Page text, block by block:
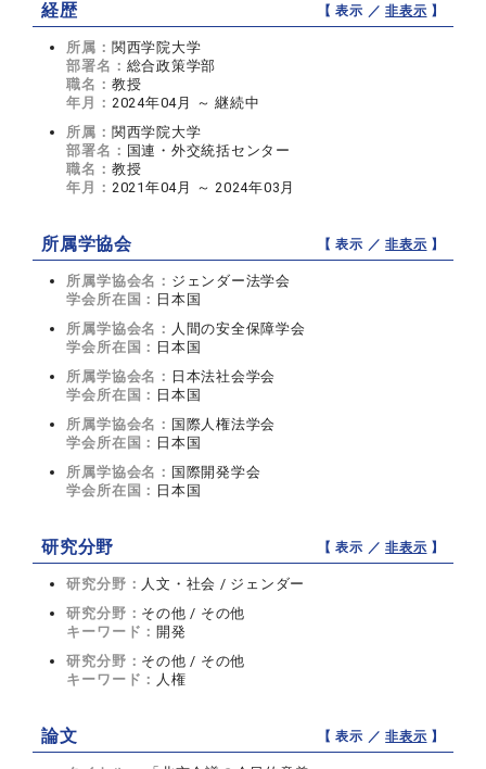
経歴 【 表示 ／非表示 】
所属： 関西学院大学
部署名： 総合政策学部
職名： 教授
年月： 2024年04月 ～ 継続中
所属： 関西学院大学
部署名： 国連・外交統括センター
職名： 教授
年月： 2021年04月 ～ 2024年03月
所属学協会 【 表示 ／非表示 】
所属学協会名： ジェンダー法学会
学会所在国： 日本国
所属学協会名： 人間の安全保障学会
学会所在国： 日本国
所属学協会名： 日本法社会学会
学会所在国： 日本国
所属学協会名： 国際人権法学会
学会所在国： 日本国
所属学協会名： 国際開発学会
学会所在国： 日本国
研究分野 【 表示 ／非表示 】
研究分野： 人文・社会 / ジェンダー
研究分野： その他 / その他
キーワード： 開発
研究分野： その他 / その他
キーワード： 人権
論文 【 表示 ／非表示 】